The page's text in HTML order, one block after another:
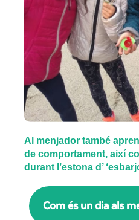
Al menjador també
de comportament, així
durant l’estona d’
Com és un dia als